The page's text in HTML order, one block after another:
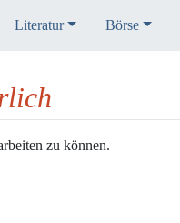
Literatur Börse
zu können.